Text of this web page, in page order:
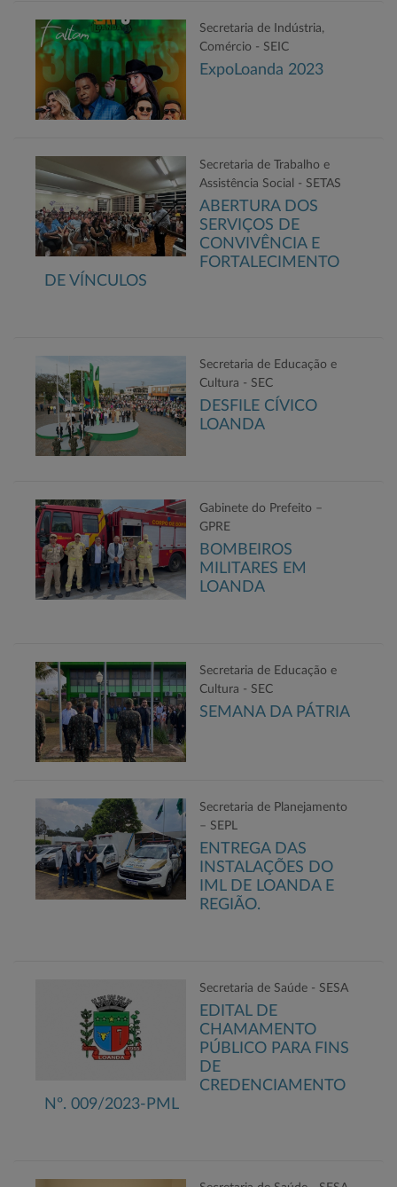
Secretaria de Indústria,
Comércio - SEIC
ExpoLoanda 2023
Secretaria de Trabalho e
Assistência Social - SETAS
ABERTURA DOS
SERVIÇOS DE
CONVIVÊNCIA E
FORTALECIMENTO
DE VÍNCULOS
Secretaria de Educação e
Cultura - SEC
DESFILE CÍVICO
LOANDA
Gabinete do Prefeito –
GPRE
BOMBEIROS
MILITARES EM
LOANDA
Secretaria de Educação e
Cultura - SEC
SEMANA DA PÁTRIA
Secretaria de Planejamento
– SEPL
ENTREGA DAS
INSTALAÇÕES DO
IML DE LOANDA E
REGIÃO.
Secretaria de Saúde - SESA
EDITAL DE
CHAMAMENTO
PÚBLICO PARA FINS
DE
CREDENCIAMENTO
Nº. 009/2023-PML